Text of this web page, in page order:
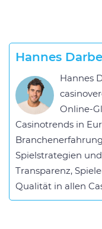
Hannes
Hannes
Online-
Casinotrends in
Spielstrategien
Transparenz,
Qualität in allen